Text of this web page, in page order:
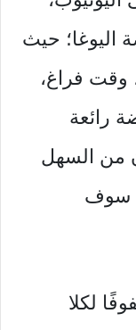
اليوغا؛ حيث
وقت فراغ،
رائعة
من السهل
سوف
لكلا